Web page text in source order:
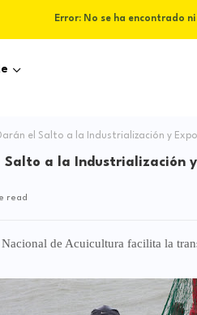
Error: No se ha encontrado
el Salto a la Industrialización y
Salto a la Industrialización
read
de Acuicultura facilita la